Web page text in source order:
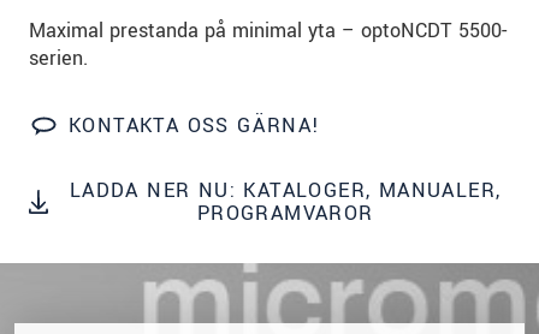
Maximal prestanda på minimal yta – optoNCDT 5500-
serien.
KONTAKTA OSS GÄRNA!
LADDA NER NU: KATALOGER, MANUALER,
PROGRAMVAROR
SKICKA MEDDELANDE